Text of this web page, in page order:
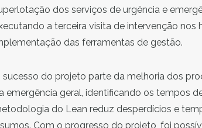
dos serviços de urgência e
a terceira visita de intervenção nos
das ferramentas de gestão.
sucesso do projeto parte da melhoria dos
emergência geral, identificando os tempos
do Lean reduz desperdícios e
Com o progresso do projeto, foi